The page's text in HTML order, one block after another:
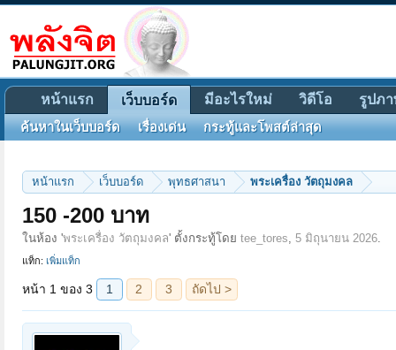
หน้าแรก เว็บบอร์ด พุทธศาสนา พระเครื่อง วัตถุมงคล
150 -200 บาท
ในห้อง 'พระเครื่อง วัตถุมงคล' ตั้งกระทู้โดย tee_tores, 5 มิถุนายน 2026.
แท็ก: เพิ่มแท็ก
หน้า 1 ของ 3 1 2
หน้าแรก เว็บบอร์ด
ค้นหาในเว็บบอร์ด เรื่องเด่น กระทู้และโพสต์ล่าสุด
มีอะไรใหม่ วิดีโอ รูปภ